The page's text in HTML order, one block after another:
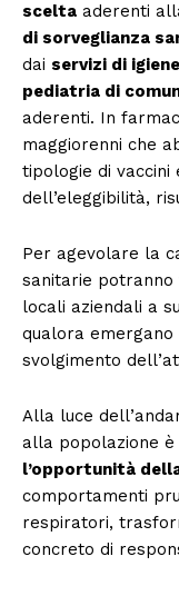
scelta aderenti
di sorveglianza
dai servizi di
pediatria di
aderenti. In
maggiorenni che
tipologie di vaccini
dell’eleggibilità,
Per agevolare la
sanitarie potranno
locali aziendali a
qualora
svolgimento
Alla luce
alla popolazione
l’opportunità
comportamenti
respiratori,
concreto di